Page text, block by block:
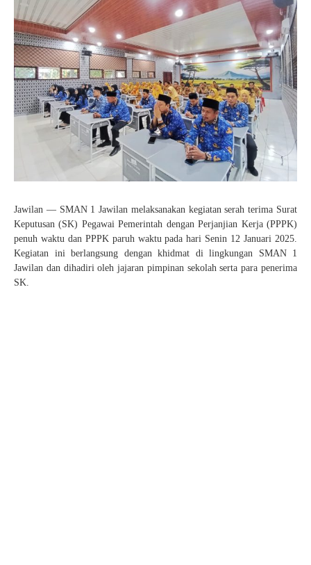
KEAMANAN
KANTIN
SENI
TAEKWONDO
KARATE
PENCAK SILAT
VOLLY
HASIL SELEKSI AFIRMASI
PENDAFTARAN SPMB JALUR PRESTASI AKADEMIK
HASIL SELEKSI PRESTASI AKADEMIK
JUKNIS SPMB 2026
STPJM SPMB 2026
Jawilan — SMAN 1 Jawilan melaksanakan kegiatan serah terima Surat
Keputusan (SK) Pegawai Pemerintah dengan Perjanjian Kerja (PPPK)
penuh waktu dan PPPK paruh waktu pada hari Senin 12 Januari 2025.
Kegiatan ini berlangsung dengan khidmat di lingkungan SMAN 1
Jawilan dan dihadiri oleh jajaran pimpinan sekolah serta para penerima
SK.